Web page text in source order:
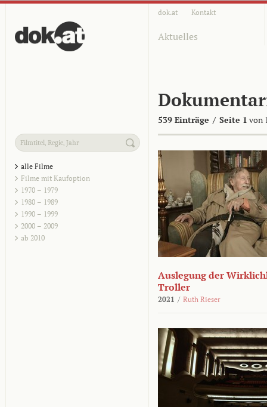
dok.at Kontakt
Aktuelles
539 Einträge / Seite 1 von
alle Filme
Filme mit Kaufoption
1970 – 1979
1980 – 1989
1990 – 1999
2000 – 2009
ab 2010
Auslegung der
Troller
2021 / Ruth Rieser